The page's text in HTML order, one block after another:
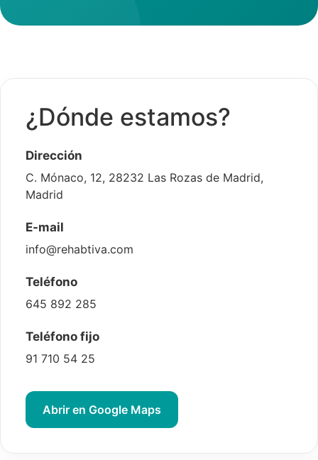
¿Dónde estamos?
Dirección
C. Mónaco, 12, 28232 Las Rozas de Madrid,
Madrid
E-mail
info@rehabtiva.com
Teléfono
645 892 285
Teléfono fijo
91 710 54 25
Abrir en Google Maps